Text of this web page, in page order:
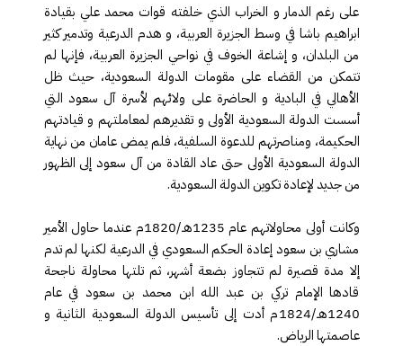
على رغم الدمار و الخراب الذي خلفته قوات محمد علي بقيادة
ابراهيم باشا في وسط الجزيرة العربية، و هدم الدرعية وتدمير كثير
من البلدان، و إشاعة الخوف في نواحي الجزيرة العربية، فإنها لم
تتمكن من القضاء على مقومات الدولة السعودية، حيث ظل
الأهالي في البادية و الحاضرة على ولائهم لأسرة آل سعود التي
أسست الدولة السعودية الأولى و تقديرهم لمعاملتهم و قيادتهم
الحكيمة، ومناصرتهم للدعوة السلفية، فلم يمض عامان من نهاية
الدولة السعودية الأولى حتى عاد القادة من آل سعود إلى الظهور
من جديد لإعادة تكوين الدولة السعودية.
وكانت أولى محاولاتهم عام 1235هـ/1820م عندما حاول الأمير
مشاري بن سعود إعادة الحكم السعودي في الدرعية لكنها لم تدم
إلا مدة قصيرة لم تتجاوز بضعة أشهر، ثم تلتها محاولة ناجحة
قادها الإمام تركي بن عبد الله ابن محمد بن سعود في عام
1240هـ/1824م أدت إلى تأسيس الدولة السعودية الثانية و
عاصمتها الرياض.